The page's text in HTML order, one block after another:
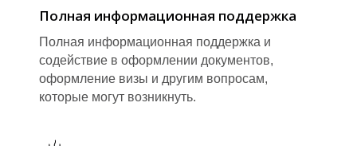
Полная информационная поддержка
Полная информационная поддержка и
содействие в оформлении документов,
оформление визы и другим вопросам,
которые могут возникнуть.